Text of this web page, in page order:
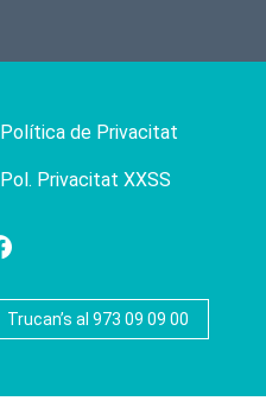
Política de Privacitat
Pol. Privacitat XXSS
Trucan’s al 973 09 09 00